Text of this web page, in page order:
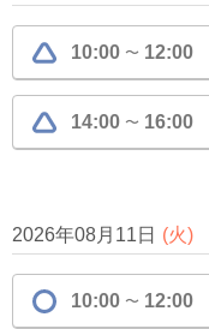
10:00 〜 12:00
14:00 〜 16:00
2026年08月11日 (火)
10:00 〜 12:00